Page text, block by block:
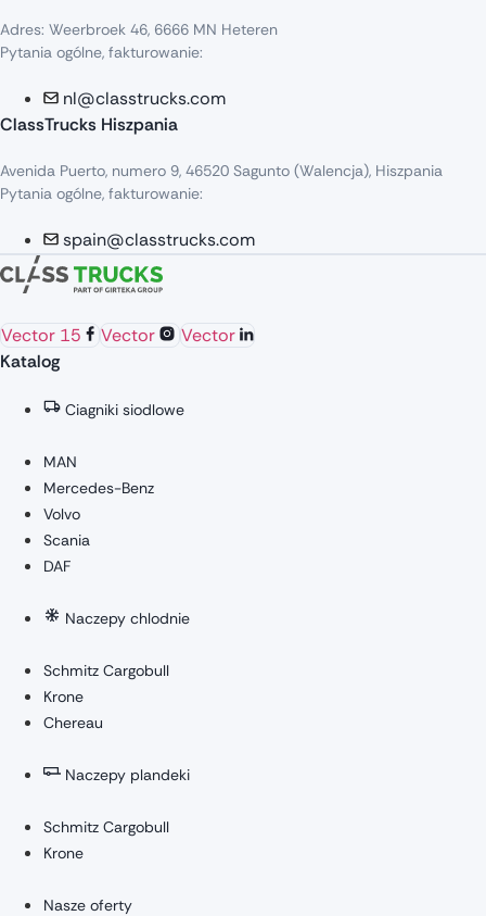
Adres: Weerbroek 46, 6666 MN Heteren
Pytania ogólne, fakturowanie:
nl@classtrucks.com
ClassTrucks Hiszpania
Avenida Puerto, numero 9, 46520 Sagunto (Walencja), Hiszpania
Pytania ogólne, fakturowanie:
spain@classtrucks.com
Vector 15 Vector
Vector
Katalog
Ciagniki siodlowe
MAN
Mercedes-Benz
Volvo
Scania
DAF
Naczepy chlodnie
Schmitz Cargobull
Krone
Chereau
Naczepy plandeki
Schmitz Cargobull
Krone
Nasze oferty